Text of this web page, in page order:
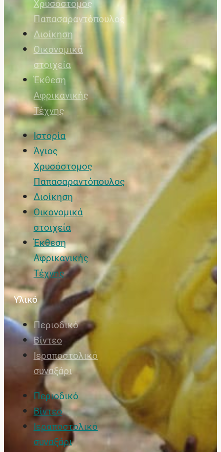
Χρυσόστομος
Παπασαραντόπουλος
Διοίκηση
Οικονομικά
στοιχεία
Έκθεση
Αφρικανικής
Τέχνης
Ιστορία
Άγιος
Χρυσόστομος
Παπασαραντόπουλος
Διοίκηση
Οικονομικά
στοιχεία
Έκθεση
Αφρικανικής
Τέχνης
Υλικό
Περιοδικό
Βίντεο
Ιεραποστολικό
συναξάρι
Περιοδικό
Βίντεο
Ιεραποστολικό
συναξάρι